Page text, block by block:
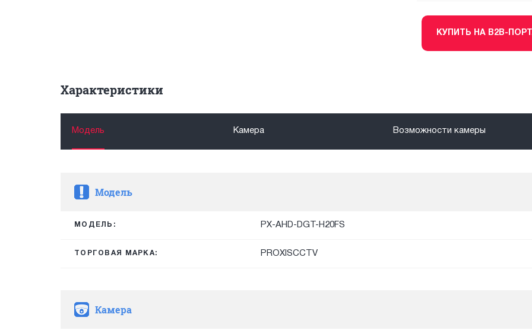
КУПИТЬ НА B2B-
Характеристики
Модель Камера Возможности камеры
Модель
МОДЕЛЬ: PX-AHD-DGT-H20FS
ТОРГОВАЯ МАРКА: PROXISCCTV
Камера